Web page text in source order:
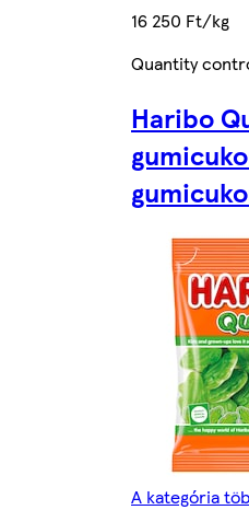
16 250 Ft/kg
Quantity
Haribo
A kategória